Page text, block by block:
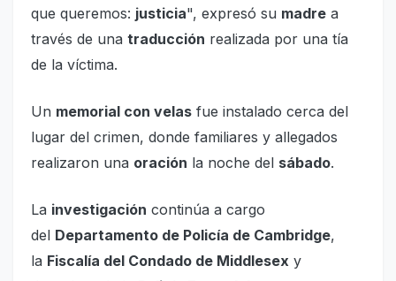
que queremos: justicia", expresó su madre a
través de una traducción realizada por una tía
de la víctima.
Un memorial con velas fue instalado cerca del
lugar del crimen, donde familiares y allegados
realizaron una oración la noche del sábado.
La investigación continúa a cargo
del Departamento de Policía de Cambridge,
la Fiscalía del Condado de Middlesex y